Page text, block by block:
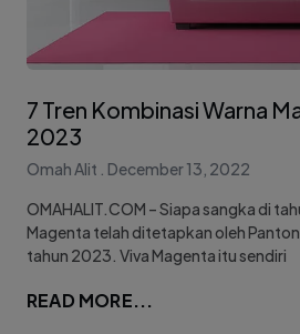
7 Tren Kombinasi Warna
2023
Omah Alit
December 13, 2022
OMAHALIT.COM – Siapa sangka di
Magenta telah ditetapkan oleh
tahun 2023. Viva Magenta itu sendiri
READ MORE...